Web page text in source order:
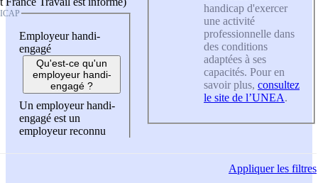
Employeur handi-
engagé
Qu'est-ce qu'un
employeur handi-
engagé ?
Un employeur handi-
engagé est un
employeur reconnu
handicap d'exercer
une activité
professionnelle dans
des conditions
adaptées à ses
capacités. Pour en
savoir plus, consultez
le site de l’UNEA.
Appliquerles filtres